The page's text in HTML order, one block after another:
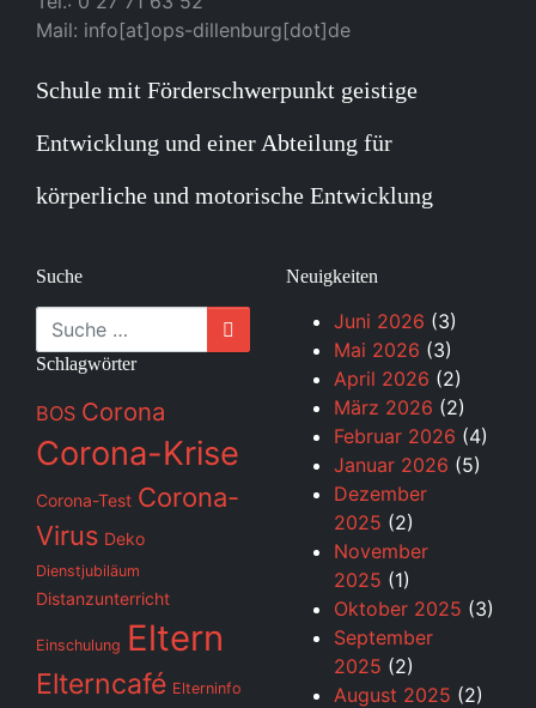
Mail: info[at]ops-dillenburg[dot]de
Schule mit Förderschwerpunkt geistige
Entwicklung und einer Abteilung für
körperliche und motorische Entwicklung
Suche
Suche
Schlagwörter
BOS Corona
Corona-Krise
Corona-Test Corona-
Virus Deko
Dienstjubiläum
Distanzunterricht
Einschulung Eltern
Elterncafé Elterninfo
Neuigkeiten
Juni 2026 (3)
Mai 2026 (3)
April 2026 (2)
März 2026 (2)
Februar 2026 (4)
Januar 2026 (5)
Dezember
2025 (2)
November
2025 (1)
Oktober 2025 (3)
September
2025 (2)
August 2025 (2)